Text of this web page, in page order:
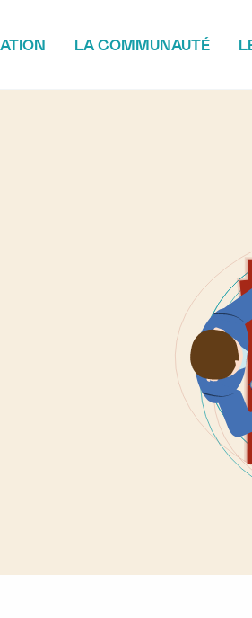
LA COMMUNAUTÉ